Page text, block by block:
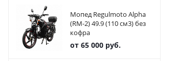
Мопед Regulmoto Alpha
(RM-2) 49.9 (110 см3) без
кофра
от 65 000 руб.